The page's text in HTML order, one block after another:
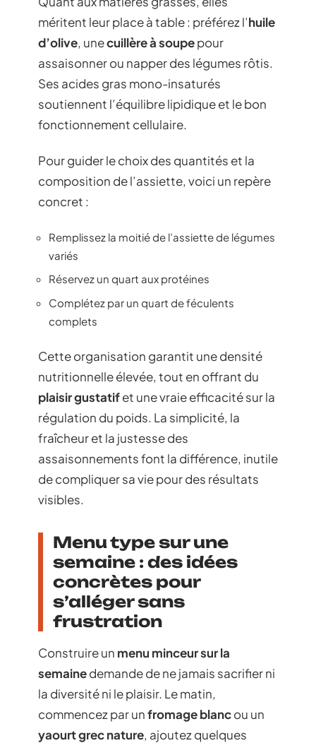
méritent leur place à table : préférez l’huile
d’olive, unecuillère à soupepour
assaisonner ou napper des légumes rôtis.
Ses acides gras mono-insaturés
soutiennent l’équilibre lipidique et le bon
fonctionnement cellulaire.
Pour guider le choix des quantités et la
composition de l’assiette, voici un repère
concret :
Remplissez la moitié de l’assiette de légumes
variés
Réservez un quart aux protéines
Complétez par un quart de féculents
complets
Cette organisation garantit une densité
nutritionnelle élevée, tout en offrant du
plaisir gustatifet une vraie efficacité sur la
régulation du poids. La simplicité, la
fraîcheur et la justesse des
assaisonnements font la différence, inutile
de compliquer sa vie pour des résultats
visibles.
Menu type sur une
semaine : des idées
concrètes pour
s’alléger sans
frustration
Construire un menu minceur sur la
semainedemande de ne jamais sacrifier ni
la diversité ni le plaisir. Le matin,
commencez par unfromage blancou un
yaourt grec nature, ajoutez quelques